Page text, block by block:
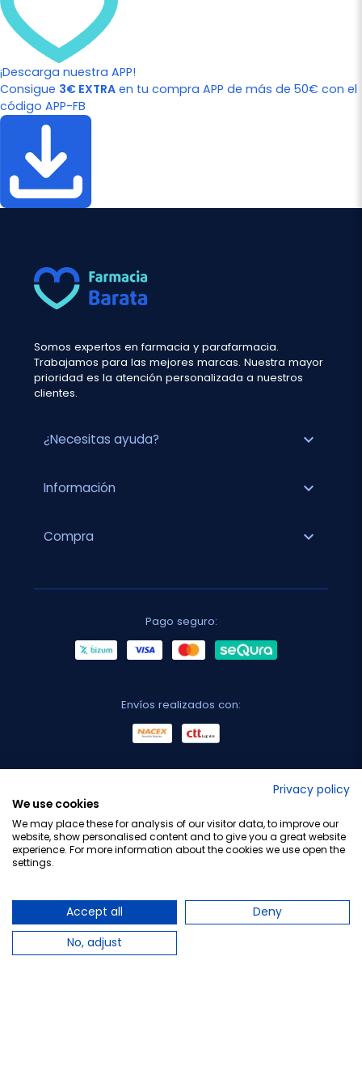
¡Descarga nuestra APP!
Consigue 3€ EXTRA en tu compra APP de más de 50€ con el
código APP-FB
Somos expertos en farmacia y parafarmacia.
Trabajamos para las mejores marcas. Nuestra mayor
prioridad es la atención personalizada a nuestros
clientes.
¿Necesitas ayuda? expand_more
Información expand_more
Compra expand_more
Pago seguro:
Envíos realizados con:
Privacy policy
We use cookies
We may place these for analysis of our visitor data, to improve our
website, show personalised content and to give you a great website
experience. For more information about the cookies we use open the
settings.
Accept all
Deny
No, adjust